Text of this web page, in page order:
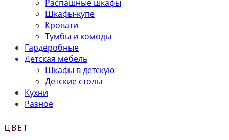
Распашные шкафы
Шкафы-купе
Кровати
Тумбы и комоды
Гардеробные
Детская мебель
Шкафы в детскую
Детские столы
Кухни
Разное
ЦВЕТ